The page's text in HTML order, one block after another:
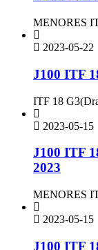
MENORES
2023-05-22
J100 ITF
ITF 18
2023-05-15
J100 ITF
2023
MENORES
2023-05-15
J100 ITF